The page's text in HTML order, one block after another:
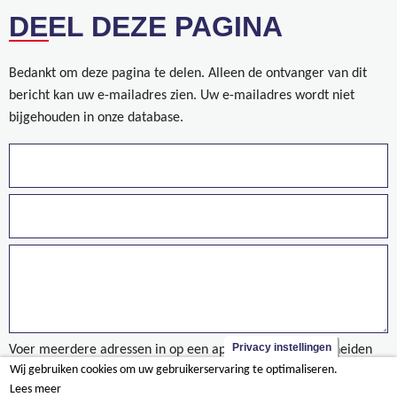
DEEL DEZE PAGINA
Bedankt om deze pagina te delen. Alleen de ontvanger van dit
bericht kan uw e-mailadres zien. Uw e-mailadres wordt niet
bijgehouden in onze database.
Voer meerdere adressen in op een aparte regels of gescheiden
door een komma.
Privacy instellingen
Wij gebruiken cookies om uw gebruikerservaring te optimaliseren.
Lees meer